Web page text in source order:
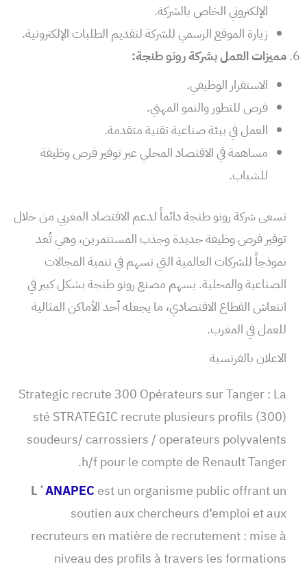
الإلكتروني الخاص بالشركة.
زيارة الموقع الرسمي للشركة لتقديم الطلبات الإلكترونية.
مميزات العمل بشركة رونو طنجة:
الاستقرار الوظيفي.
فرص للتطور والنمو المهني.
العمل في بيئة صناعية تقنية متقدمة.
مساهمة في الاقتصاد المحلي عبر توفير فرص وظيفة
للشباب.
تسعى شركة رونو طنجة دائماً لدعم الاقتصاد المغربي من خلال
توفير فرص وظيفة جديدة وجذب المستثمرين، وهي تُعد
نموذجاً للشركات العالمية التي تسهم في تنمية المجالات
الصناعية والمحلية. يسهم مصنع رونو طنجة بشكل كبير في
انتعاش القطاع الاقتصادي، ما يجعله أحد الأماكن المثالية
للعمل في المغرب.
الاعلان بالفرنسية
Strategic recrute 300 Opérateurs sur Tanger : La
sté STRATEGIC recrute plusieurs profils (300)
soudeurs/ carrossiers / operateurs polyvalents
h/f pour le compte de Renault Tanger.
L´ANAPEC est un organisme public offrant un
soutien aux chercheurs d’emploi et aux
recruteurs en matière de recrutement : mise à
niveau des profils à travers les formations